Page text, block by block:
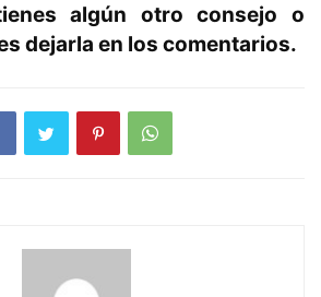
algún otro consejo o
dejarla en los comentarios.